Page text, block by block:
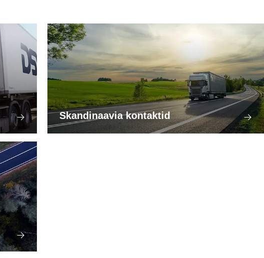
Skandinaavia kontaktid